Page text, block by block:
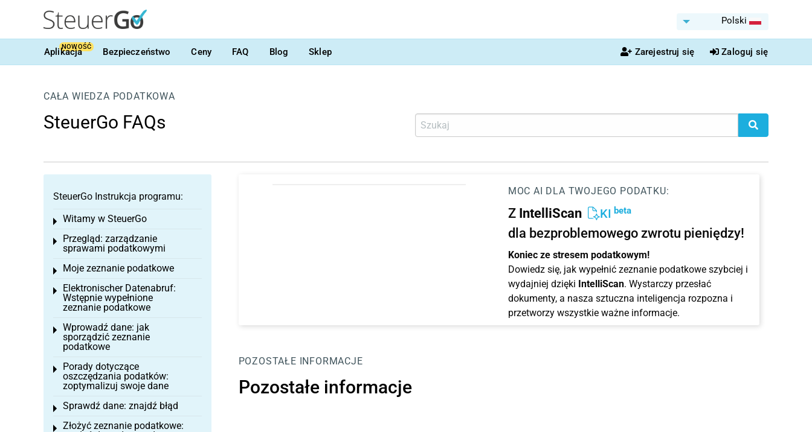
Polski
Aplikacja
NOWOŚĆ Bezpieczeństwo Ceny FAQ Blog Sklep Zarejestruj się Zaloguj się
CAŁA WIEDZA PODATKOWA
SteuerGo FAQs
MOC AI DLA TWOJEGO PODATKU:
Z IntelliScan KI beta
dla bezproblemowego zwrotu pieniędzy!
Koniec ze stresem podatkowym!
Dowiedz się, jak wypełnić zeznanie podatkowe szybciej i
wydajniej dzięki IntelliScan. Wystarczy przesłać
dokumenty, a nasza sztuczna inteligencja rozpozna i
przetworzy wszystkie ważne informacje.
POZOSTAŁE INFORMACJE
Pozostałe informacje
SteuerGo Instrukcja programu:
Witamy w SteuerGo
Toggle menu
Przegląd: zarządzanie
sprawami podatkowymi
Toggle menu
Moje zeznanie podatkowe
Toggle menu
Elektronischer Datenabruf:
Wstępnie wypełnione
zeznanie podatkowe
Toggle menu
Wprowadź dane: jak
sporządzić zeznanie
podatkowe
Toggle menu
Porady dotyczące
oszczędzania podatków:
zoptymalizuj swoje dane
Toggle menu
Sprawdź dane: znajdź błąd
Toggle menu
Złożyć zeznanie podatkowe:
Toggle menu